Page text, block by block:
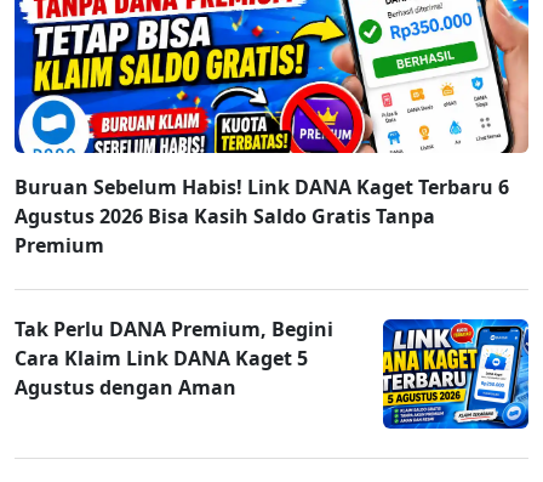
Buruan Sebelum Habis! Link DANA Kaget Terbaru 6
Agustus 2026 Bisa Kasih Saldo Gratis Tanpa
Premium
Tak Perlu DANA Premium, Begini
Cara Klaim Link DANA Kaget 5
Agustus dengan Aman